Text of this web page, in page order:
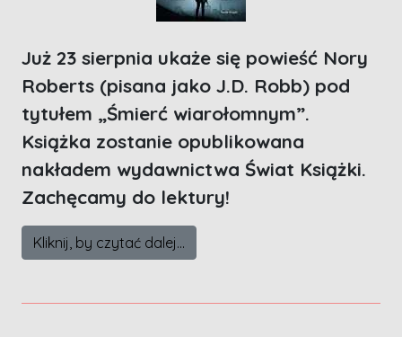
Już 23 sierpnia ukaże się powieść Nory
Roberts (pisana jako J.D. Robb) pod
tytułem „Śmierć wiarołomnym”.
Książka zostanie opublikowana
nakładem wydawnictwa Świat Książki.
Zachęcamy do lektury!
Kliknij, by czytać dalej...